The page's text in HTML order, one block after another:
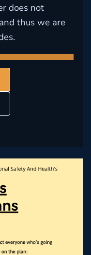
does not
thus we are